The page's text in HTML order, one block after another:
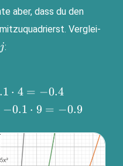
aber, dass du den
Ver­glei­
jj:
⋅ 4 = −0.4
−0.1 ⋅ 9 = −0.9